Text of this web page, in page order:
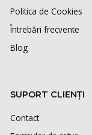
Politica de Cookies
Întrebări frecvente
Blog
SUPORT CLIENȚI
Contact